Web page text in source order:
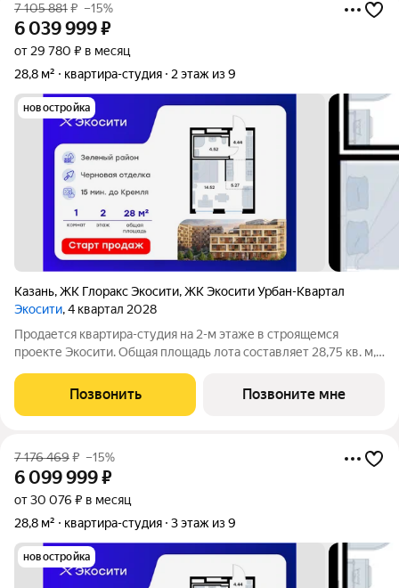
7 105 881₽ –15%
6 039 999₽
от 29 780 ₽ в месяц
28,8 м²
квартира-студия 2 этаж из 9
новостройка
Казань,ЖК Глоракс Экосити,ЖК Экосити Урбан-Квартал
Экосити, 4 квартал 2028
Продается квартира-студия на 2-м этаже в строящемся
проекте Экосити. Общая площадь лота составляет 28,75 кв. м,
кухонную зону. Номер квартиры - 133 Преимущества квартиры
в Урбан-квартале: -
Позвонить Позвоните мне
7 176 469₽ –15%
6 099 999₽
от 30 076 ₽ в месяц
28,8 м²
квартира-студия 3 этаж из 9
новостройка